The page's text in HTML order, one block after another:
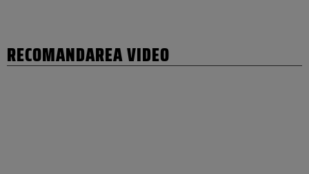
RECOMANDAREA VIDEO